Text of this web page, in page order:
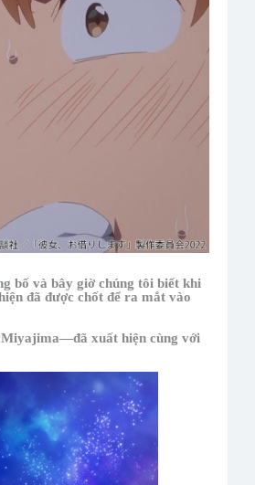
bố và bây giờ chúng tôi biết khi
đã được chốt để ra mắt vào
xuất hiện cùng với